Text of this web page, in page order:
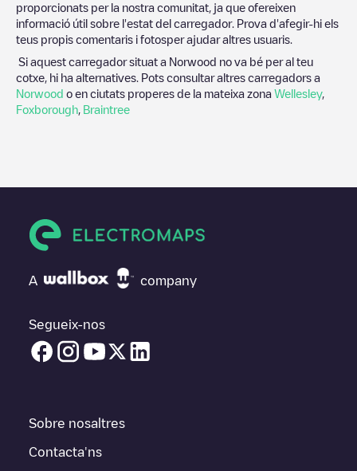
proporcionats per la nostra comunitat, ja que ofereixen
informació útil sobre l'estat del carregador. Prova d'afegir-hi els
teus propis comentaris i fotosper ajudar altres usuaris.
Si aquest carregador situat a Norwood no va bé per al teu
cotxe, hi ha alternatives. Pots consultar altres carregadors a
Norwood o en ciutats properes de la mateixa zona Wellesley,
Foxborough Braintree
A company
Segueix-nos
Sobre nosaltres
Contacta'ns